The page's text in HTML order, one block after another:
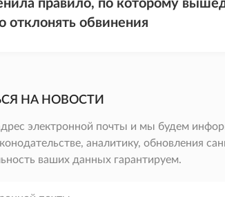
правило, по которому
отклонять обвинения
НА НОВОСТИ
электронной почты и мы будем
аналитику, обновления
ваших данных гарантируем.